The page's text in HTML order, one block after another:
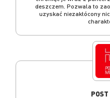
deszczem. Pozwala to
uzyskać niezakłócony